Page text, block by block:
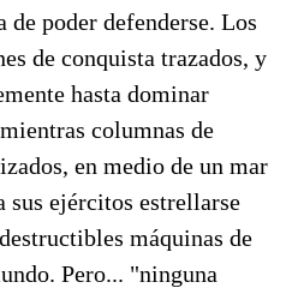
de poder defenderse. Los
de conquista trazados, y
hasta dominar
columnas de
en medio de un mar
sus ejércitos estrellarse
máquinas de
Pero... "ninguna